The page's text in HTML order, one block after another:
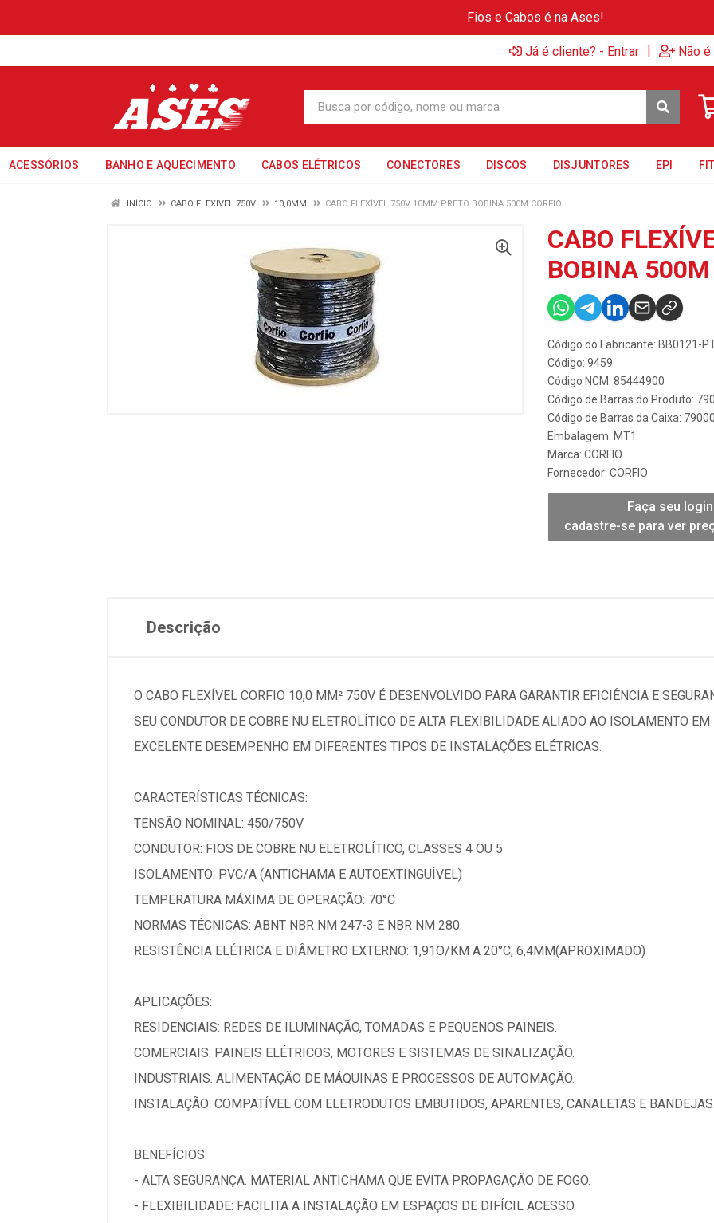
Fios e Cabos é na Ases!
Já é cliente? - Entrar | Não
ACESSÓRIOS BANHO E AQUECIMENTO CABOS ELÉTRICOS CONECTORES DISCOS DISJUNTORES EPI
INÍCIO CABO FLEXIVEL 750V 10,0MM CABO FLEXÍVEL 750V 10MM PRETO BOBINA 500M CORFIO
CABO
BOBINA 500M
Código do Fabricante: BB0121-
Código: 9459
Código NCM: 85444900
Código de Barras do Produto:
Código de Barras da Caixa:
Embalagem: MT1
Marca: CORFIO
Fornecedor: CORFIO
Faça seu
cadastre-se para ver
Descrição
O CABO FLEXÍVEL CORFIO 10,0 MM² 750V É DESENVOLVIDO PARA GARANTIR EFICIÊNCIA E
SEU CONDUTOR DE COBRE NU ELETROLÍTICO DE ALTA FLEXIBILIDADE ALIADO AO ISOLAMENTO
EXCELENTE DESEMPENHO EM DIFERENTES TIPOS DE INSTALAÇÕES ELÉTRICAS.
CARACTERÍSTICAS TÉCNICAS:
TENSÃO NOMINAL: 450/750V
CONDUTOR: FIOS DE COBRE NU ELETROLÍTICO, CLASSES 4 OU 5
ISOLAMENTO: PVC/A (ANTICHAMA E AUTOEXTINGUÍVEL)
TEMPERATURA MÁXIMA DE OPERAÇÃO: 70°C
NORMAS TÉCNICAS: ABNT NBR NM 247-3 E NBR NM 280
RESISTÊNCIA ELÉTRICA E DIÂMETRO EXTERNO: 1,91O/KM A 20°C, 6,4MM(APROXIMADO)
APLICAÇÕES:
RESIDENCIAIS: REDES DE ILUMINAÇÃO, TOMADAS E PEQUENOS PAINEIS.
COMERCIAIS: PAINEIS ELÉTRICOS, MOTORES E SISTEMAS DE SINALIZAÇÃO.
INDUSTRIAIS: ALIMENTAÇÃO DE MÁQUINAS E PROCESSOS DE AUTOMAÇÃO.
INSTALAÇÃO: COMPATÍVEL COM ELETRODUTOS EMBUTIDOS, APARENTES, CANALETAS E
BENEFÍCIOS:
- ALTA SEGURANÇA: MATERIAL ANTICHAMA QUE EVITA PROPAGAÇÃO DE FOGO.
- FLEXIBILIDADE: FACILITA A INSTALAÇÃO EM ESPAÇOS DE DIFÍCIL ACESSO.